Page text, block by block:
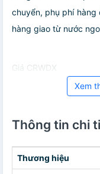
chuyển, phụ phí hàng
hàng giao từ nước
Giá CRWDX
Xem
Thông tin chi
Thương hiệu